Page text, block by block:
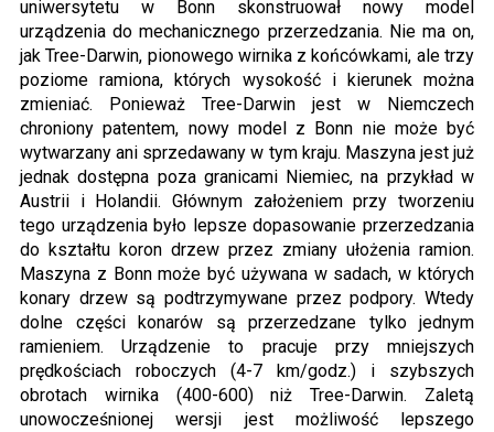
uniwersytetu w Bonn skonstruował nowy model
urządzenia do mechanicznego przerzedzania. Nie ma on,
jak Tree-Darwin, pionowego wirnika z końcówkami, ale trzy
poziome ramiona, których wysokość i kierunek można
zmieniać. Ponieważ Tree-Darwin jest w Niemczech
chroniony patentem, nowy model z Bonn nie może być
wytwarzany ani sprzedawany w tym kraju. Maszyna jest już
jednak dostępna poza granicami Niemiec, na przykład w
Austrii i Holandii. Głównym założeniem przy tworzeniu
tego urządzenia było lepsze dopasowanie przerzedzania
do kształtu koron drzew przez zmiany ułożenia ramion.
Maszyna z Bonn może być używana w sadach, w których
konary drzew są podtrzymywane przez podpory. Wtedy
dolne części konarów są przerzedzane tylko jednym
ramieniem. Urządzenie to pracuje przy mniejszych
prędkościach roboczych (4-7 km/godz.) i szybszych
obrotach wirnika (400-600) niż Tree-Darwin. Zaletą
unowocześnionej wersji jest możliwość lepszego